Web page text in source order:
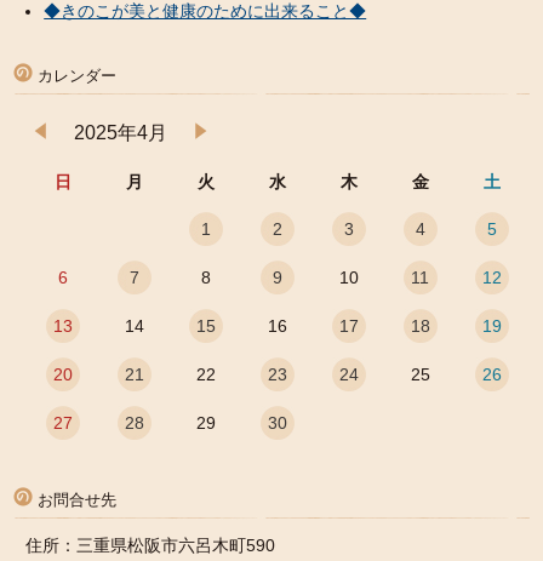
◆きのこが美と健康のために出来ること◆
カレンダー
2025年4月
日 月 火 水 木 金 土
1 2 3 4 5
6 7 8 9 10 11 12
13 14 15 16 17 18 19
20 21 22 23 24 25 26
27 28 29 30
お問合せ先
住所：三重県松阪市六呂木町590